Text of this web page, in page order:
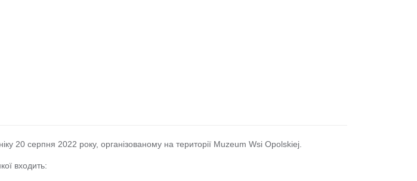
20 серпня 2022 року, організованому на території Muzeum Wsi Opolskiej.
входить: